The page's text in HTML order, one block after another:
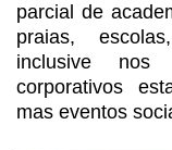
parcial de
praias, escolas,
inclusive nos
corporativos
mas eventos